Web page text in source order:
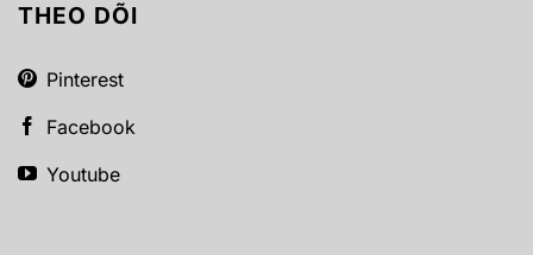
THEO DÕI
Pinterest
Facebook
Youtube